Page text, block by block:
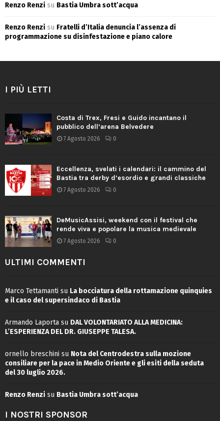
Renzo Renzi su Bastia Umbra sott’acqua
Renzo Renzi su Fratelli d’Italia denuncia l’assenza di
programmazione su disinfestazione e piano calore
I PIÙ LETTI
Costa di Trex, Fresi e Guido incantano il
pubblico dell’arena Belvedere
7 Agosto 2026 0
Eccellenza, svelati i calendari: il cammino del
Bastia tra derby d’esordio e grandi classiche
7 Agosto 2026 0
DeMusicAssisi, weekend con il festival che
rende viva e popolare la musica medievale
7 Agosto 2026 0
ULTIMI COMMENTI
Marco Tettamanti su La bocciatura della rottamazione quinquies
e il caso del supersindaco di Bastia
Armando Laporta su DAL VOLONTARIATO ALLA MEDICINA:
L’ESPERIENZA DEL DR. GIUSEPPE TALESA.
ornello breschini su Nota del Centrodestra sulla mozione
consiliare per la pace in Medio Oriente e gli esiti della seduta
del 30 luglio 2026.
Renzo Renzi su Bastia Umbra sott’acqua
I NOSTRI SPONSOR